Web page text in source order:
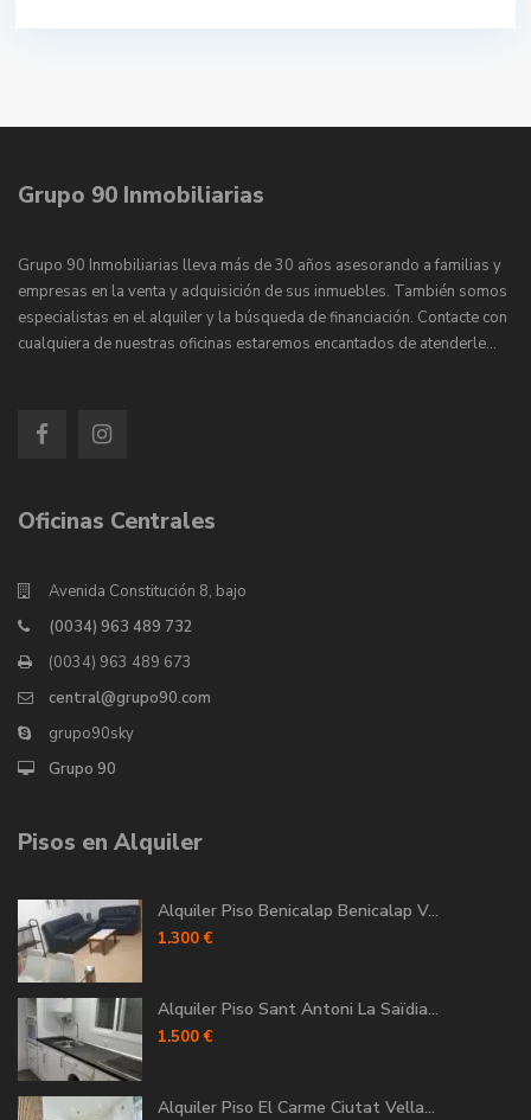
Grupo 90 Inmobiliarias
Grupo 90 Inmobiliarias lleva más de 30 años asesorando a familias y
empresas en la venta y adquisición de sus inmuebles. También somos
especialistas en el alquiler y la búsqueda de financiación. Contacte con
cualquiera de nuestras oficinas estaremos encantados de atenderle…
Oficinas Centrales
Avenida Constitución 8, bajo
(0034) 963 489 732
(0034) 963 489 673
central@grupo90.com
grupo90sky
Grupo 90
Pisos en Alquiler
Alquiler Piso Benicalap Benicalap V...
1.300 €
Alquiler Piso Sant Antoni La Saïdia...
1.500 €
Alquiler Piso El Carme Ciutat Vella...